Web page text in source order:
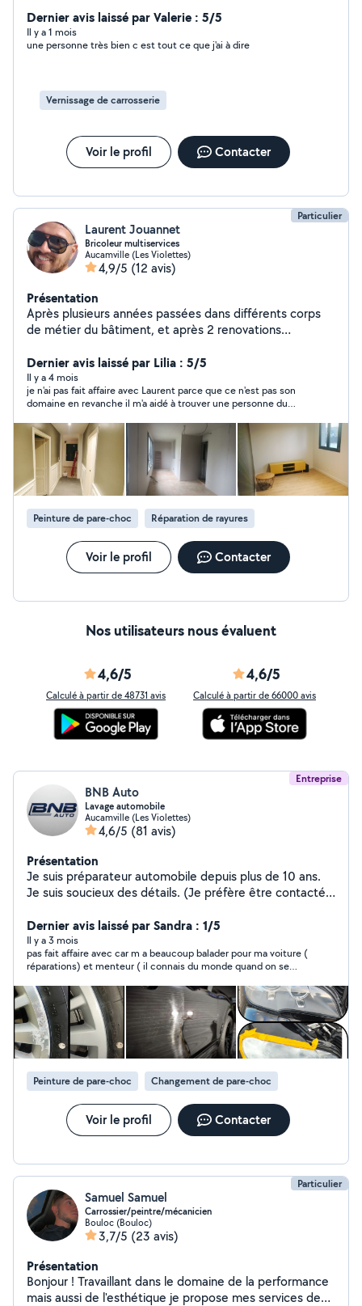
Dernier avis laissé par Valerie : 5/5
Il y a 1 mois
une personne très bien c est tout ce que j'ai à dire
Vernissage de carrosserie
Voir le profil Contacter
Particulier
Laurent Jouannet
Bricoleur multiservices
Aucamville (Les Violettes)
4,9/5 (12 avis)
Présentation
Après plusieurs années passées dans différents corps
de métier du bâtiment, et après 2 renovations
competences et connaissances. Soucieux du détail, et
du rendu final je préfère refuser un travail que je sais pas
faire plutôt que de le bâcler. N hésitez pas à laisser vos
numéros dans vos demandes privées car je suis limité à
4 réponses par mois. Merci a vous
Dernier avis laissé par Lilia : 5/5
Il y a 4 mois
je n'ai pas fait affaire avec Laurent parce que ce n'est pas son
domaine en revanche il m'a aidé à trouver une personne du
très bientôt.
Peinture de pare-choc Réparation de rayures
Voir le profil Contacter
Nos utilisateurs nous évaluent
4,6/5
Calculé à partir de 48731 avis
4,6/5
Calculé à partir de 66000 avis
Entreprise
BNB Auto
Lavage automobile
Aucamville (Les Violettes)
4,6/5 (81 avis)
Présentation
Je suis préparateur automobile depuis plus de 10 ans.
Je suis soucieux des détails. (Je préfère être contacté
nettoyage extérieur (lavage, polish/ lustrage, rénovation
des optiques, effacement des rayures) et intérieur
(Décrassage des plastiques, détachage/shampouinage
des sièges, détachage du ciel du toit et moquette) *En
plus de nettoyage je vous propose mes service de
diagnostic automobile effacement des défauts des
défauts comme airbag....
Dernier avis laissé par Sandra : 1/5
Il y a 3 mois
pas fait affaire avec car m a beaucoup balader pour ma voiture (
réparations) et menteur ( il connais du monde quand on se
Peinture de pare-choc Changement de pare-choc
Voir le profil Contacter
Particulier
Samuel Samuel
Carrossier/peintre/mécanicien
Bouloc (Bouloc)
3,7/5 (23 avis)
Présentation
Bonjour ! Travaillant dans le domaine de la performance
mais aussi de l'esthétique je propose mes services de